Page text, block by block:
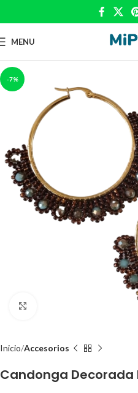
MENU
-7%
Inicio Accesorios
Candonga Decorada